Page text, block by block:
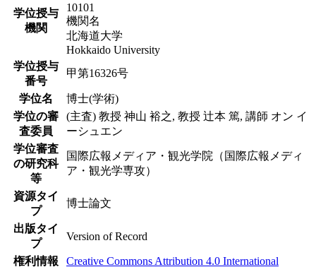
学位授与
機関
10101
機関名
北海道大学
Hokkaido University
学位授与
番号
甲第16326号
学位名
博士(学術)
学位の審
査委員
(主査) 教授 神山 裕之, 教授 辻本 篤, 講師 オン イ
ーシュエン
学位審査
の研究科
等
国際広報メディア・観光学院（国際広報メディ
ア・観光学専攻）
資源タイ
プ
博士論文
出版タイ
プ
Version of Record
権利情報 Creative Commons Attribution 4.0 International